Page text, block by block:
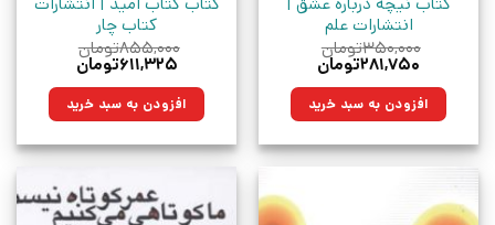
انتشارات علم
۳۵۰,۰۰۰تومان
قیمت
۳۵۰,۰۰۰تومان
بود.
۲۸۱,۷۵۰تومان
۲۸۱,۷۵۰تومان.افزودن به سبد خرید
کتاب چار
۸۵۵,۰۰۰تومان
قیمت
۸۵۵,۰۰۰تومان
بود.
۶۱۱,۳۲۵تومان
۶۱۱,۳۲۵تومان.افزودن به سبد خرید